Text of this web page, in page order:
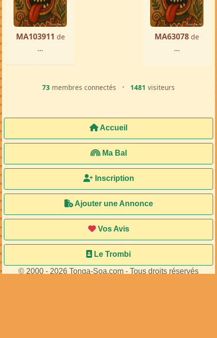
MA103911 de
...
MA63078 de
...
73 membres connectés • 1481 visiteurs
Accueil
Ma Bal
Inscription
Ajouter une Annonce
Vos Avis
Le Trombi
© 2000 - 2026 Tonga-Soa.com - Tous droits réservés